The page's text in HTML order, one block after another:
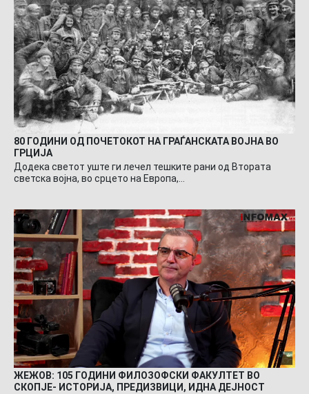
80 ГОДИНИ ОД ПОЧЕТОКОТ НА ГРАЃАНСКАТА ВОЈНА ВО
ГРЦИЈА
Додека светот уште ги лечел тешките рани од Втората
светска војна, во срцето на Европа,…
ЖЕЖОВ: 105 ГОДИНИ ФИЛОЗОФСКИ ФАКУЛТЕТ ВО
СКОПЈЕ- ИСТОРИЈА, ПРЕДИЗВИЦИ, ИДНА ДЕЈНОСТ